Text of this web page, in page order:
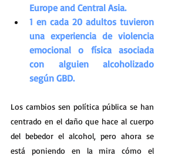
Europe and Central Asia.
1 en cada 20 adultos tuvieron
una experiencia de violencia
emocional o física asociada
con alguien alcoholizado
según GBD.
Los cambios sen política pública se han
centrado en el daño que hace al cuerpo
del bebedor el alcohol, pero ahora se
está poniendo en la mira cómo el